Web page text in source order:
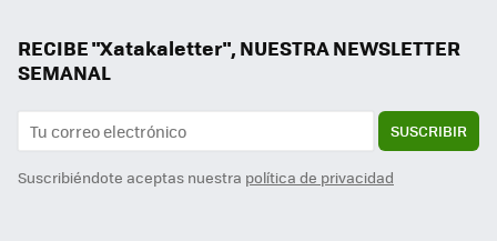
RECIBE "Xatakaletter", NUESTRA NEWSLETTER
SEMANAL
SUSCRIBIR
Suscribiéndote aceptas nuestra política de privacidad